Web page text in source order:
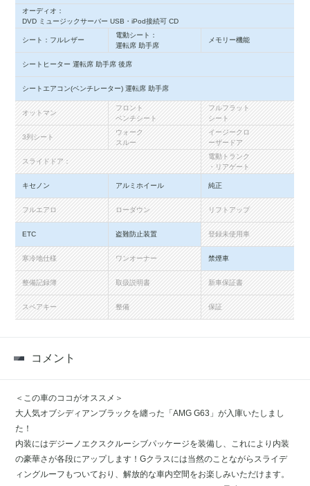
オーディオ：
DVD ミュージックサーバー USB・iPod接続可 CD
シート：フルレザー
電動シート：
運転席 助手席
メモリー機能
シートヒーター 運転席 助手席 後席
シートエアコン(ベンチレーター) 運転席 助手席
オットマン
フロント
ベンチシート
フルフラット
シート
3列シート
ウォーク
スルー
イージークロ
ーザードア
スライドドア：
電動トランク
・リアゲート
キセノン アルミホイール 純正
フルエアロ ローダウン リフトアップ
ETC 盗難防止装置 登録未使用車
寒冷地仕様 ワンオーナー 禁煙車
整備記録簿 取扱説明書 新車保証書
スペアキー 整備 保証
コメント
＜この車のココがオススメ＞
大人気オブシディアンブラックを纏った「AMG G63」が入庫いたしまし
た！
内装にはデジーノエクスクルーシブパッケージを装備し、これにより内装
の豪華さが各段にアップします！Gクラスには当然のことながらスライデ
ィングルーフもついており、解放的な車内空間をお楽しみいただけます。